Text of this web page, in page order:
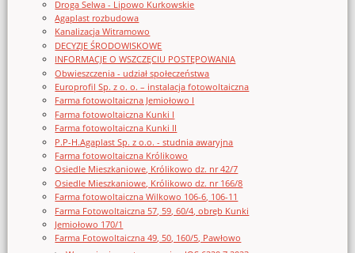
Droga Selwa - Lipowo Kurkowskie
Agaplast rozbudowa
Kanalizacja Witramowo
DECYZJE ŚRODOWISKOWE
INFORMACJE O WSZCZĘCIU POSTĘPOWANIA
Obwieszczenia - udział społeczeństwa
Europrofil Sp. z o. o. – instalacja fotowoltaiczna
Farma fotowoltaiczna Jemiołowo I
Farma fotowoltaiczna Kunki I
Farma fotowoltaiczna Kunki II
P.P-H.Agaplast Sp. z o.o. - studnia awaryjna
Farma fotowoltaiczna Królikowo
Osiedle Mieszkaniowe, Królikowo dz. nr 42/7
Osiedle Mieszkaniowe, Królikowo dz. nr 166/8
Farma fotowoltaiczna Wilkowo 106-6, 106-11
Farma Fotowoltaiczna 57, 59, 60/4, obręb Kunki
Jemiołowo 170/1
Farma Fotowoltaiczna 49, 50, 160/5, Pawłowo